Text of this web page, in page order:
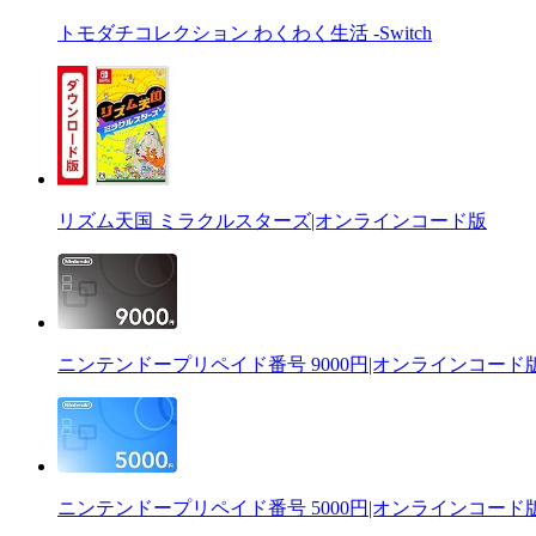
トモダチコレクション わくわく生活 -Switch
リズム天国 ミラクルスターズ|オンラインコード版
ニンテンドープリペイド番号 9000円|オンラインコード
ニンテンドープリペイド番号 5000円|オンラインコード